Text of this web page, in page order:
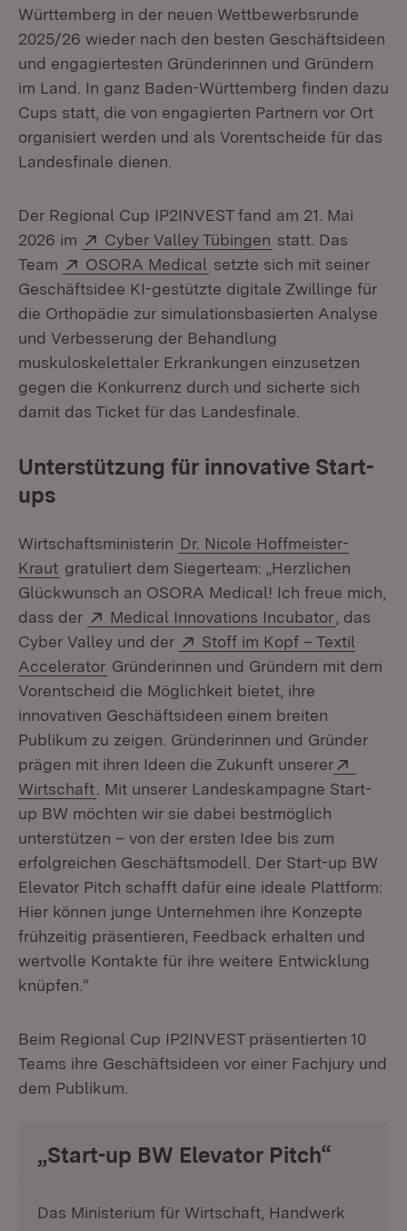
Württemberg in der neuen Wettbewerbsrunde
2025/26 wieder nach den besten Geschäftsideen
und engagiertesten Gründerinnen und Gründern
im Land. In ganz Baden-Württemberg finden dazu
Cups statt, die von engagierten Partnern vor Ort
organisiert werden und als Vorentscheide für das
Landesfinale dienen.
Der Regional Cup IP2INVEST fand am 21. Mai
2026 im
Extern:
Cyber Valley Tübingen (Öffnet in neuem
statt. Das
Team
Extern:
OSORA Medical (Öffnet in neuem Fenster)
setzte sich mit seiner
Geschäftsidee KI-gestützte digitale Zwillinge für
die Orthopädie zur simulationsbasierten Analyse
und Verbesserung der Behandlung
muskuloskelettaler Erkrankungen einzusetzen
gegen die Konkurrenz durch und sicherte sich
damit das Ticket für das Landesfinale.
Unterstützung für innovative Start-
ups
Wirtschaftsministerin Dr. Nicole Hoffmeister-
Kraut gratuliert dem Siegerteam: „Herzlichen
Glückwunsch an OSORA Medical! Ich freue mich,
dass der
Extern:
Medical Innovations Incubator (Öffnet
, das
Cyber Valley und der
Extern:
Stoff im Kopf – Textil
Accelerator (Öffnet in neuem Fenster)
Gründerinnen und Gründern mit dem
Vorentscheid die Möglichkeit bietet, ihre
innovativen Geschäftsideen einem breiten
Publikum zu zeigen. Gründerinnen und Gründer
prägen mit ihren Ideen die Zukunft unserer
Wirtschaft (Öffnet in neuem Fenster)
. Mit unserer Landeskampagne Start-
up BW möchten wir sie dabei bestmöglich
unterstützen – von der ersten Idee bis zum
erfolgreichen Geschäftsmodell. Der Start-up BW
Elevator Pitch schafft dafür eine ideale Plattform:
Hier können junge Unternehmen ihre Konzepte
frühzeitig präsentieren, Feedback erhalten und
wertvolle Kontakte für ihre weitere Entwicklung
knüpfen.“
Beim Regional Cup IP2INVEST präsentierten 10
Teams ihre Geschäftsideen vor einer Fachjury und
dem Publikum.
„Start-up BW Elevator Pitch“
Das Ministerium für Wirtschaft, Handwerk